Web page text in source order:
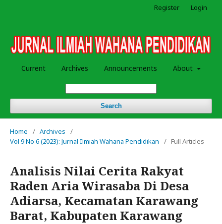
Current Archives Announcements About
Search
Register Login
Home / Archives
/
Vol 9 No 6 (2023): Jurnal Ilmiah Wahana Pendidikan
/ Full Articles
Analisis Nilai Cerita Rakyat
Raden Aria Wirasaba Di Desa
Adiarsa, Kecamatan Karawang
Barat, Kabupaten Karawang